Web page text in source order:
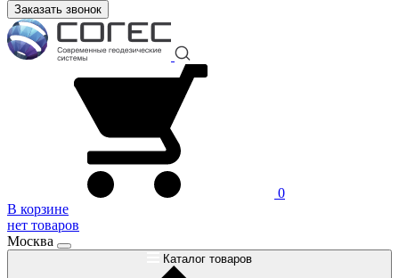
Заказать звонок
0
В корзине
нет товаров
Москва
Каталог товаров